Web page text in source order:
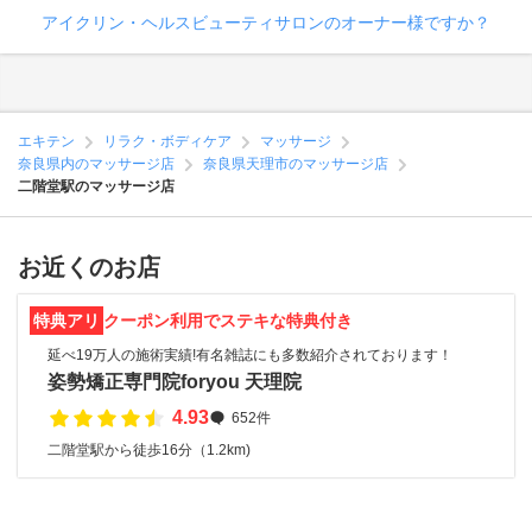
アイクリン・ヘルスビューティサロンのオーナー様ですか？
エキテン リラク・ボディケア
マッサージ
奈良県内のマッサージ店
奈良県天理市のマッサージ店
二階堂駅のマッサージ店
お近くのお店
特典アリ クーポン利用でステキな特典付き
延べ19万人の施術実績!有名雑誌にも多数紹介されております！
姿勢矯正専門院foryou 天理院
4.93
652件
二階堂駅から徒歩16分（1.2km)